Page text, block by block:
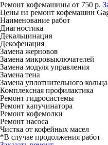
Ремонт кофемашины от 750 р.
Цены на ремонт кофемашин
Наименование работ
Диагностика
Декальцинация
Декофенация
Замена жерновов
Замена микровыключателей
Замена модуля управления
Замена тена
Замена уплотнительного
Комплексная профилактика
Ремонт гидросистемы
Ремонт капучинатора
Ремонт кофемолки
Ремонт насоса
Чистка от кофейных масел
*В случае продолжения работ